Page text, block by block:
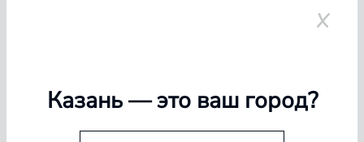
Казань— это ваш город?